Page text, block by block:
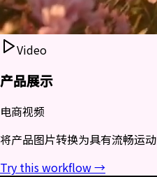
Video
产品展示
电商视频
将产品图片转换为具有流畅运
Try this workflow →